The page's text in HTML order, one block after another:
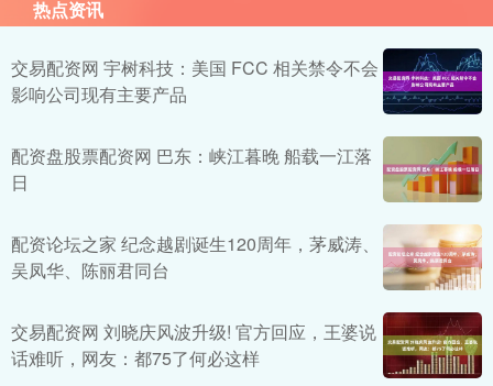
热点资讯
交易配资网 宇树科技：美国 FCC 相关禁令不会
影响公司现有主要产品
配资盘股票配资网 巴东：峡江暮晚 船载一江落
日
配资论坛之家 纪念越剧诞生120周年，茅威涛、
吴凤华、陈丽君同台
交易配资网 刘晓庆风波升级! 官方回应，王婆说
话难听，网友：都75了何必这样